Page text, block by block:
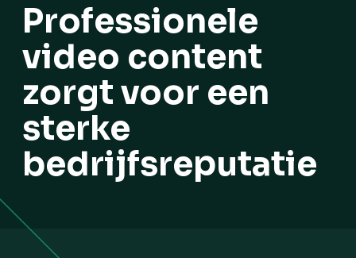
Over ons
Professionele
video content
zorgt voor een
sterke
bedrijfsreputatie